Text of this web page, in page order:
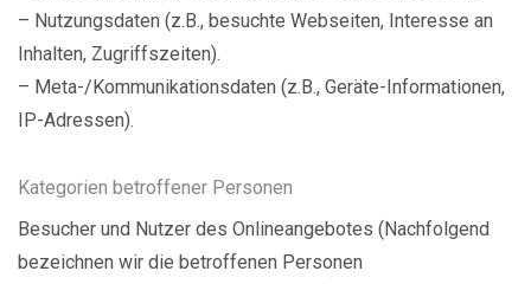
– Nutzungsdaten (z.B., besuchte Webseiten, Interesse an
Inhalten, Zugriffszeiten).
– Meta-/Kommunikationsdaten (z.B., Geräte-Informationen,
IP-Adressen).
Kategorien betroffener Personen
Besucher und Nutzer des Onlineangebotes (Nachfolgend
bezeichnen wir die betroffenen Personen